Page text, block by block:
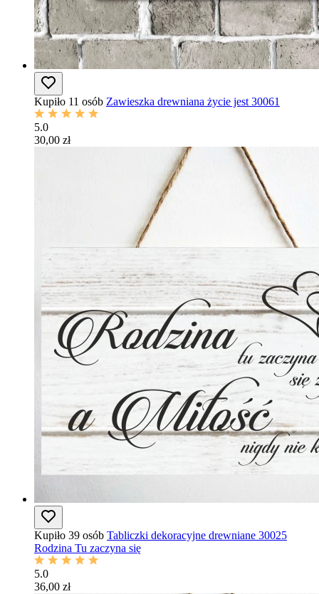
Kupiło 11 osób Zawieszka drewniana życie jest 30061
5.0
30,00 zł
Kupiło 39 osób Tabliczki dekoracyjne drewniane 30025
Rodzina Tu zaczyna się
5.0
36,00 zł